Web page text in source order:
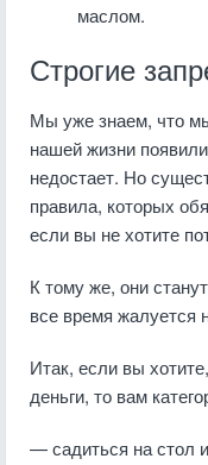
маслом.
Строгие
Мы уже знаем, что
нашей жизни
недостает. Но
правила, которых
если вы не хотите
К тому же, они
все время жалуется
Итак, если вы
деньги, то вам
— садиться на стол